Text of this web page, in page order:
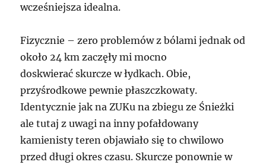
wcześniejsza idealna.
Fizycznie – zero problemów z bólami jednak od
około 24 km zaczęły mi mocno
doskwierać skurcze w łydkach. Obie,
przyśrodkowe pewnie płaszczkowaty.
Identycznie jak na ZUKu na zbiegu ze Śnieżki
ale tutaj z uwagi na inny pofałdowany
kamienisty teren objawiało się to chwilowo
przed długi okres czasu. Skurcze ponownie w